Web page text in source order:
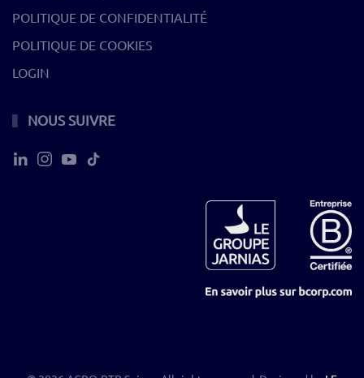
POLITIQUE DE CONFIDENTIALITÉ
POLITIQUE DE COOKIES
LOGIN
NOUS SUIVRE